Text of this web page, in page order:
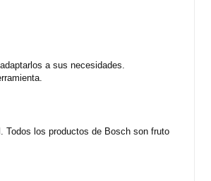
a sus necesidades.
Todos los productos de Bosch son fruto